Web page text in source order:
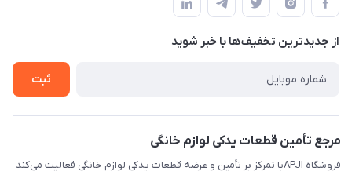
لیست محصولات
درباره ما
حریم خصوصی
راهنما
از جدید‌ترین تخفیف‌ها با‌ خبر شوید
ثبت
مرجع تأمین قطعات یدکی لوازم خانگی
فروشگاه APJIبا تمرکز بر تأمین و عرضه قطعات یدکی لوازم خانگی فعالیت می‌کند